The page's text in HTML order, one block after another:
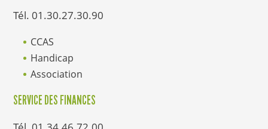
Tél. 01.30.27.30.90
CCAS
Handicap
Association
SERVICE DES FINANCES